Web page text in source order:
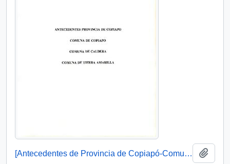
[Antecedentes de Provincia de Copiapó-Comuna de Copiapó, Caldera. Tierra Amarilla].